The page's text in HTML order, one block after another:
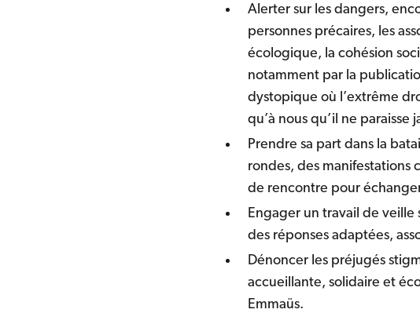
Alerter sur les dangers,
personnes précaires, les
écologique, la cohésion
notamment par la
dystopique où l’extrême
qu’à nous qu’il ne paraisse
Prendre sa part dans la
rondes, des manifestations
de rencontre pour
Engager un travail de veille
des réponses adaptées,
Dénoncer les préjugés
accueillante, solidaire et
Emmaüs.